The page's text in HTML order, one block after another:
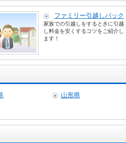
ファミリー引越しパック
家族での引越しをするときに引越
し料金を安くするコツをご紹介し
ます！
山形県